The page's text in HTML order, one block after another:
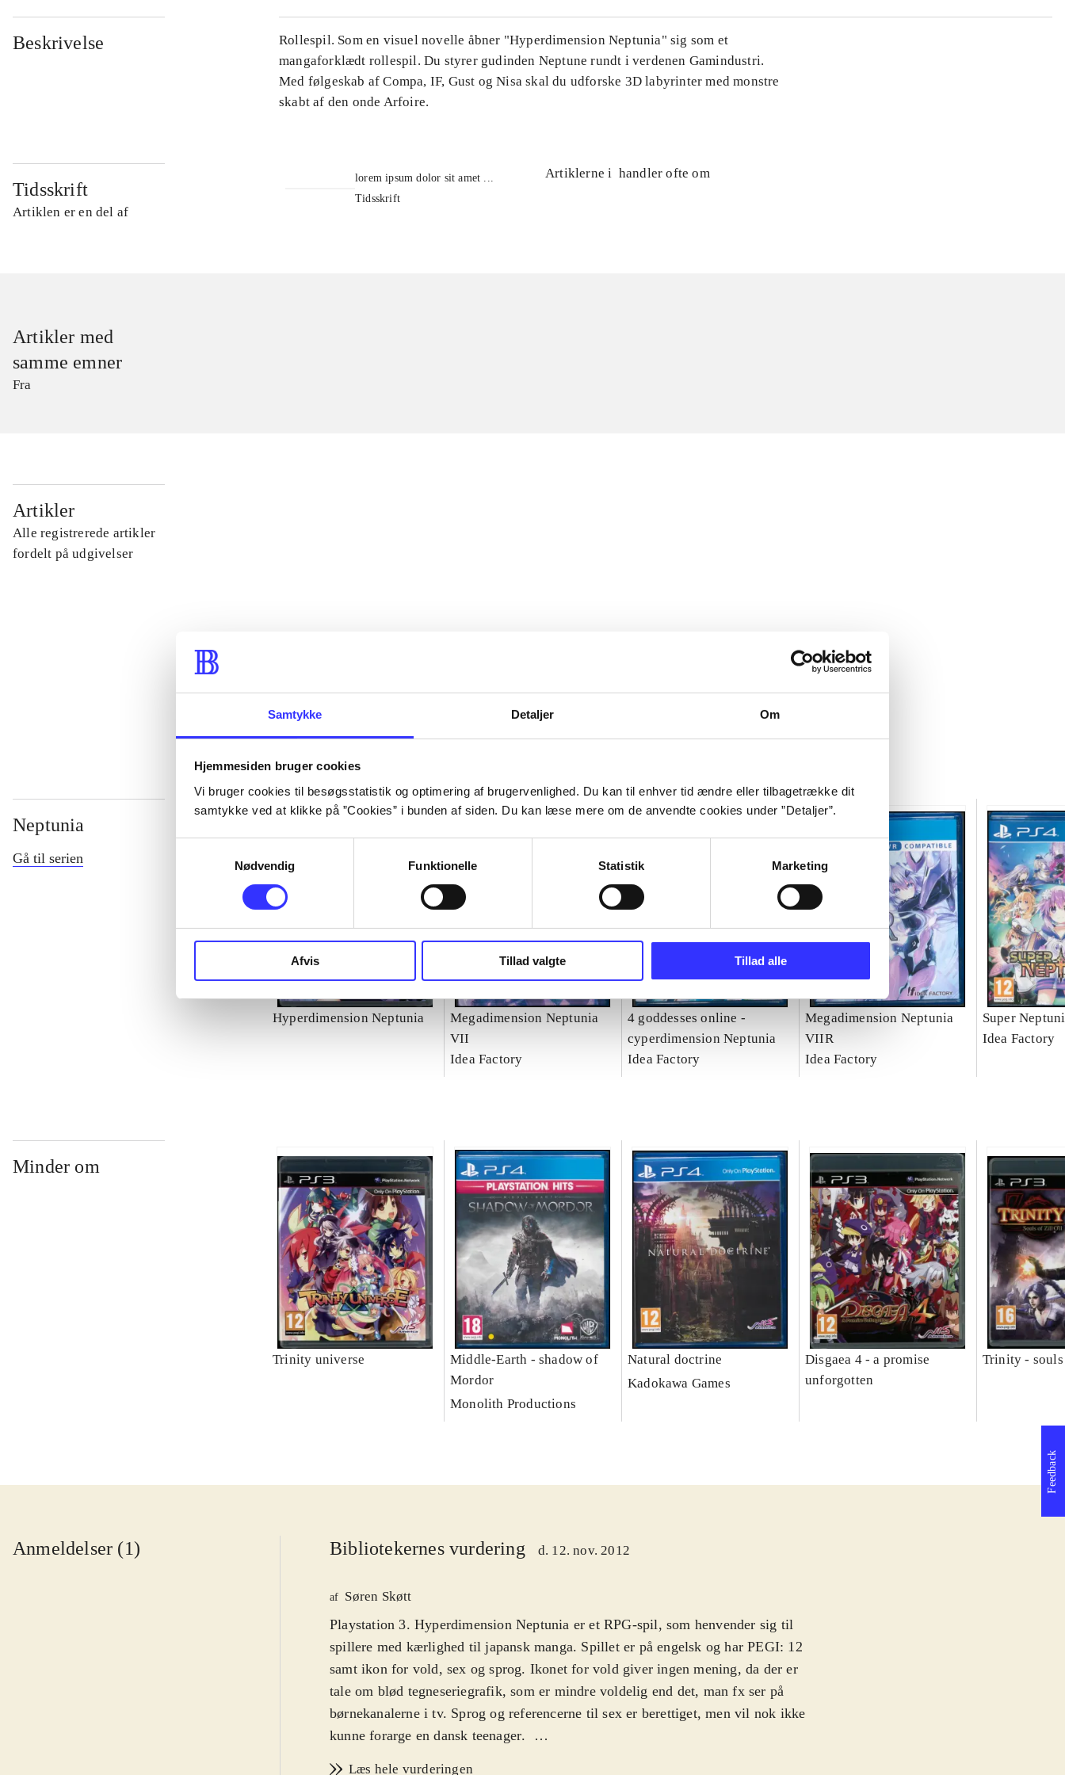
Samtykke Detaljer Om
Hjemmesiden bruger cookies
Vi bruger cookies til besøgsstatistik og optimering af brugervenlighed. Du kan til enhver tid ændre eller tilbagetrække dit
samtykke ved at klikke på ”Cookies” i bunden af siden. Du kan læse mere om de anvendte cookies under ”Detaljer”.
Nødvendig
Funktionelle Statistik Marketing
Afvis Tillad valgte Tillad alle
Beskrivelse
Rollespil. Som en visuel novelle åbner "Hyperdimension Neptunia" sig som et
mangaforklædt rollespil. Du styrer gudinden Neptune rundt i verdenen Gamindustri.
Med følgeskab af Compa, IF, Gust og Nisa skal du udforske 3D labyrinter med monstre
skabt af den onde Arfoire.
Tidsskrift
Artiklen er en del af
lorem ipsum dolor sit amet ...
Tidsskrift
Artiklerne i handler ofte om
Artikler med
samme emner
Fra
Artikler
Alle registrerede artikler
fordelt på udgivelser
Neptunia
Gå til serien
Hyperdimension Neptunia
Megadimension Neptunia
VII
Idea Factory
4 goddesses online -
cyperdimension Neptunia
Idea Factory
Megadimension Neptunia
VIIR
Idea Factory
Super
Idea Factory
Minder om
Trinity universe
Middle-Earth - shadow of
Mordor
Monolith Productions
Natural doctrine
Kadokawa Games
Disgaea 4 - a promise
unforgotten
Trinity -
Anmeldelser (1) Bibliotekernes vurdering d. 12. nov. 2012
af Søren Skøtt
Playstation 3. Hyperdimension Neptunia er et RPG-spil, som henvender sig til
spillere med kærlighed til japansk manga. Spillet er på engelsk og har PEGI: 12
samt ikon for vold, sex og sprog. Ikonet for vold giver ingen mening, da der er
tale om blød tegneseriegrafik, som er mindre voldelig end det, man fx ser på
børnekanalerne i tv. Sprog og referencerne til sex er berettiget, men vil nok ikke
kunne forarge en dansk teenager.
Læs hele vurderingen
Feedback